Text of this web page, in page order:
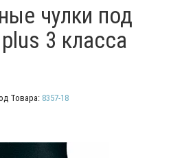
чулки под
3 класса
Товара: 8357-18